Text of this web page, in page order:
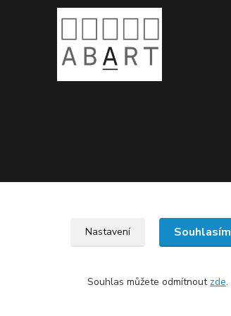
Upravit sběr cookies.
Nastavení Souhlasím
Souhlas můžete odmítnout zde.